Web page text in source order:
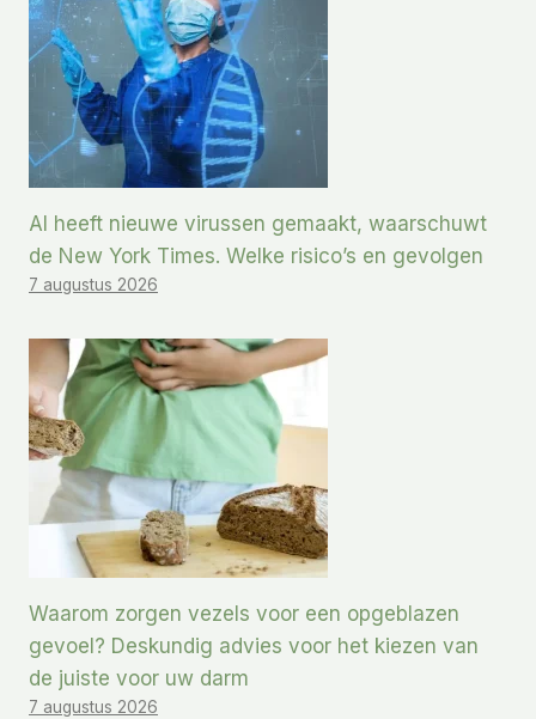
AI heeft nieuwe virussen gemaakt, waarschuwt
de New York Times. Welke risico’s en gevolgen
7 augustus 2026
Waarom zorgen vezels voor een opgeblazen
gevoel? Deskundig advies voor het kiezen van
de juiste voor uw darm
7 augustus 2026